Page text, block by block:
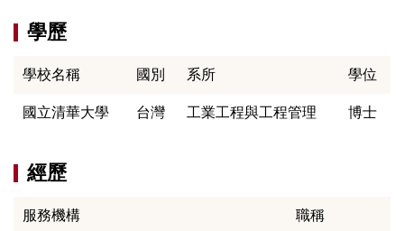
學歷
學校名稱 國別 系所 學位
國立清華大學 台灣 工業工程與工程管理 博士
經歷
服務機構 職稱